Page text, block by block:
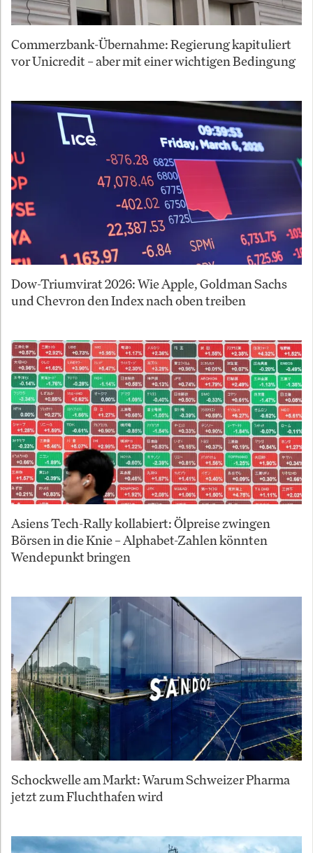
Commerzbank-Übernahme: Regierung kapituliert
vor Unicredit – aber mit einer wichtigen Bedingung
Dow-Triumvirat 2026: Wie Apple, Goldman Sachs
und Chevron den Index nach oben treiben
Asiens Tech-Rally kollabiert: Ölpreise zwingen
Börsen in die Knie – Alphabet-Zahlen könnten
Wendepunkt bringen
Schockwelle am Markt: Warum Schweizer Pharma
jetzt zum Fluchthafen wird